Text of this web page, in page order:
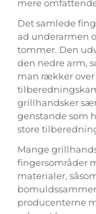
mere
Det samlede
ad underarmen
tommer. Den
den nedre arm,
man rækker
grillhandsker
genstande som
store
Mange
fingersområder
materialer,
producenterne